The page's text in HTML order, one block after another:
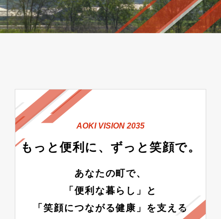
AOKI VISION 2035
もっと便利に、ずっと笑顔で。
あなたの町で、
「便利な暮らし」と
「笑顔につながる健康」を支える